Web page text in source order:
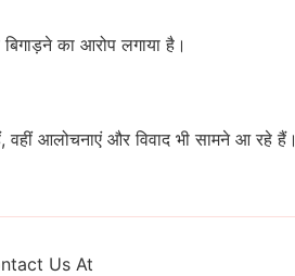
का आरोप लगाया है।
आलोचनाएं और विवाद भी सामने आ रहे हैं।
Us At